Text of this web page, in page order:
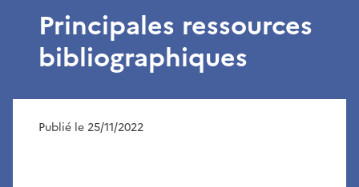
Principales ressources
bibliographiques
Publié le 25/11/2022